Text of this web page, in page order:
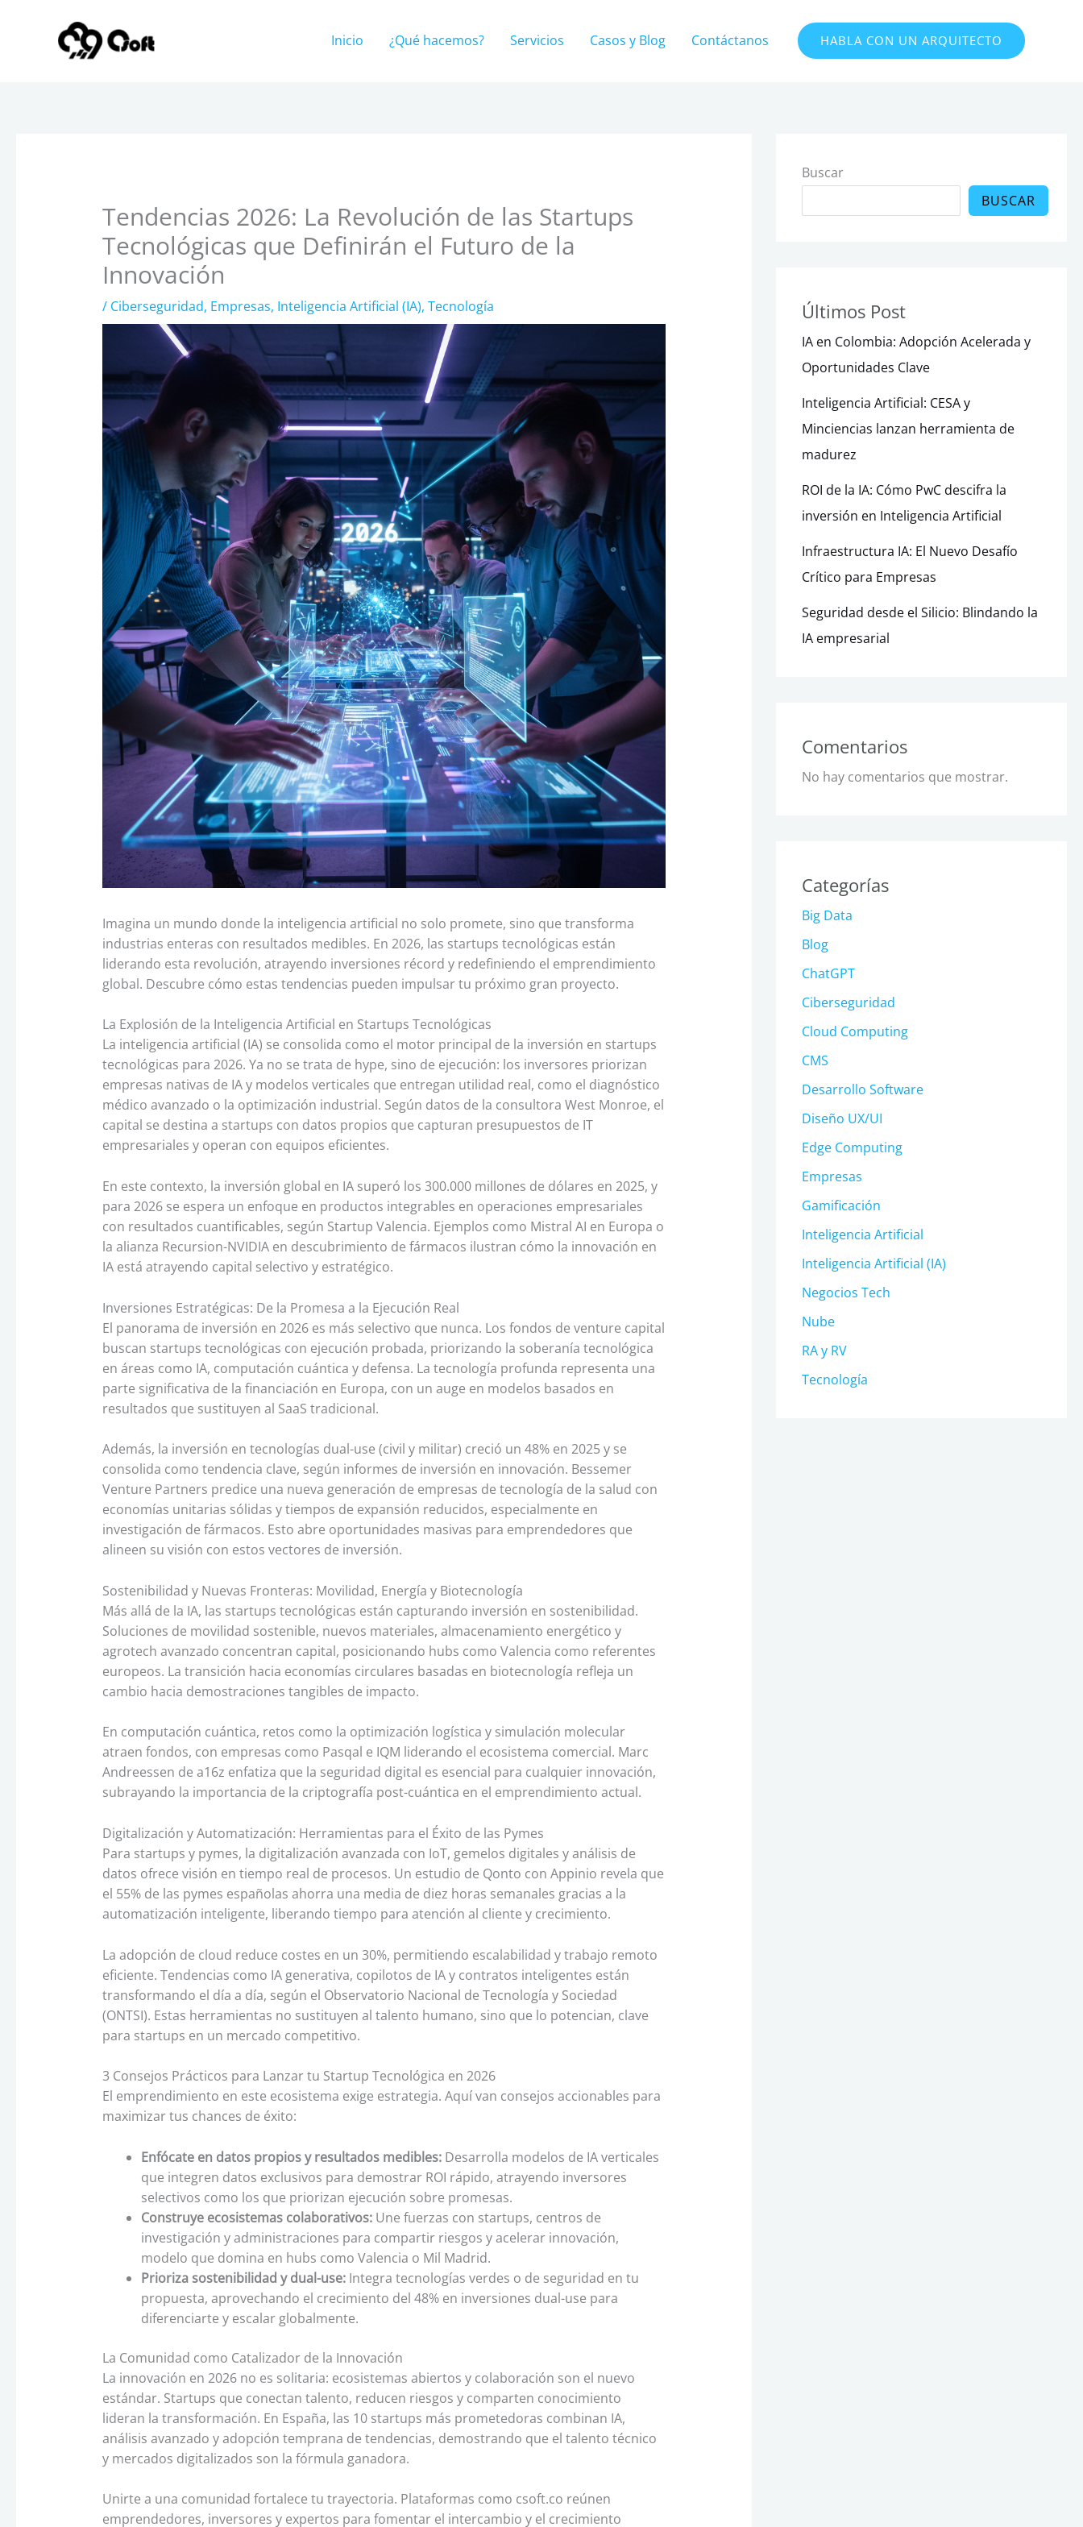
contenido
Inicio ¿Qué hacemos? Servicios Casos y Blog Contáctanos HABLA CON UN ARQUITECTO
Tendencias 2026: La Revolución de las Startups
Tecnológicas que Definirán el Futuro de la
Innovación
/ Ciberseguridad, Empresas, Inteligencia Artificial (IA), Tecnología
Imagina un mundo donde la inteligencia artificial no solo promete, sino que transforma
industrias enteras con resultados medibles. En 2026, las startups tecnológicas están
liderando esta revolución, atrayendo inversiones récord y redefiniendo el emprendimiento
global. Descubre cómo estas tendencias pueden impulsar tu próximo gran proyecto.
La Explosión de la Inteligencia Artificial en Startups Tecnológicas
La inteligencia artificial (IA) se consolida como el motor principal de la inversión en startups
tecnológicas para 2026. Ya no se trata de hype, sino de ejecución: los inversores priorizan
empresas nativas de IA y modelos verticales que entregan utilidad real, como el diagnóstico
médico avanzado o la optimización industrial. Según datos de la consultora West Monroe, el
capital se destina a startups con datos propios que capturan presupuestos de IT
empresariales y operan con equipos eficientes.
En este contexto, la inversión global en IA superó los 300.000 millones de dólares en 2025, y
para 2026 se espera un enfoque en productos integrables en operaciones empresariales
con resultados cuantificables, según Startup Valencia. Ejemplos como Mistral AI en Europa o
la alianza Recursion-NVIDIA en descubrimiento de fármacos ilustran cómo la innovación en
IA está atrayendo capital selectivo y estratégico.
Inversiones Estratégicas: De la Promesa a la Ejecución Real
El panorama de inversión en 2026 es más selectivo que nunca. Los fondos de venture capital
buscan startups tecnológicas con ejecución probada, priorizando la soberanía tecnológica
en áreas como IA, computación cuántica y defensa. La tecnología profunda representa una
parte significativa de la financiación en Europa, con un auge en modelos basados en
resultados que sustituyen al SaaS tradicional.
Además, la inversión en tecnologías dual-use (civil y militar) creció un 48% en 2025 y se
consolida como tendencia clave, según informes de inversión en innovación. Bessemer
Venture Partners predice una nueva generación de empresas de tecnología de la salud con
economías unitarias sólidas y tiempos de expansión reducidos, especialmente en
investigación de fármacos. Esto abre oportunidades masivas para emprendedores que
alineen su visión con estos vectores de inversión.
Sostenibilidad y Nuevas Fronteras: Movilidad, Energía y Biotecnología
Más allá de la IA, las startups tecnológicas están capturando inversión en sostenibilidad.
Soluciones de movilidad sostenible, nuevos materiales, almacenamiento energético y
agrotech avanzado concentran capital, posicionando hubs como Valencia como referentes
europeos. La transición hacia economías circulares basadas en biotecnología refleja un
cambio hacia demostraciones tangibles de impacto.
En computación cuántica, retos como la optimización logística y simulación molecular
atraen fondos, con empresas como Pasqal e IQM liderando el ecosistema comercial. Marc
Andreessen de a16z enfatiza que la seguridad digital es esencial para cualquier innovación,
subrayando la importancia de la criptografía post-cuántica en el emprendimiento actual.
Digitalización y Automatización: Herramientas para el Éxito de las Pymes
Para startups y pymes, la digitalización avanzada con IoT, gemelos digitales y análisis de
datos ofrece visión en tiempo real de procesos. Un estudio de Qonto con Appinio revela que
el 55% de las pymes españolas ahorra una media de diez horas semanales gracias a la
automatización inteligente, liberando tiempo para atención al cliente y crecimiento.
La adopción de cloud reduce costes en un 30%, permitiendo escalabilidad y trabajo remoto
eficiente. Tendencias como IA generativa, copilotos de IA y contratos inteligentes están
transformando el día a día, según el Observatorio Nacional de Tecnología y Sociedad
(ONTSI). Estas herramientas no sustituyen al talento humano, sino que lo potencian, clave
para startups en un mercado competitivo.
3 Consejos Prácticos para Lanzar tu Startup Tecnológica en 2026
El emprendimiento en este ecosistema exige estrategia. Aquí van consejos accionables para
maximizar tus chances de éxito:
Enfócate en datos propios y resultados medibles:Desarrolla modelos de IA verticales
que integren datos exclusivos para demostrar ROI rápido, atrayendo inversores
selectivos como los que priorizan ejecución sobre promesas.
Construye ecosistemas colaborativos:Une fuerzas con startups, centros de
investigación y administraciones para compartir riesgos y acelerar innovación,
modelo que domina en hubs como Valencia o Mil Madrid.
Prioriza sostenibilidad y dual-use:Integra tecnologías verdes o de seguridad en tu
propuesta, aprovechando el crecimiento del 48% en inversiones dual-use para
diferenciarte y escalar globalmente.
La Comunidad como Catalizador de la Innovación
La innovación en 2026 no es solitaria: ecosistemas abiertos y colaboración son el nuevo
estándar. Startups que conectan talento, reducen riesgos y comparten conocimiento
lideran la transformación. En España, las 10 startups más prometedoras combinan IA,
análisis avanzado y adopción temprana de tendencias, demostrando que el talento técnico
y mercados digitalizados son la fórmula ganadora.
Unirte a una comunidad fortalece tu trayectoria. Plataformas como csoft.co reúnen
emprendedores, inversores y expertos para fomentar el intercambio y el crecimiento
Buscar
BUSCAR
Últimos Post
IA en Colombia: Adopción Acelerada y
Oportunidades Clave
Inteligencia Artificial: CESA y
Minciencias lanzan herramienta de
madurez
ROI de la IA: Cómo PwC descifra la
inversión en Inteligencia Artificial
Infraestructura IA: El Nuevo Desafío
Crítico para Empresas
Seguridad desde el Silicio: Blindando la
IA empresarial
Comentarios
No hay comentarios que mostrar.
Categorías
Big Data
Blog
ChatGPT
Ciberseguridad
Cloud Computing
CMS
Desarrollo Software
Diseño UX/UI
Edge Computing
Empresas
Gamificación
Inteligencia Artificial
Inteligencia Artificial (IA)
Negocios Tech
Nube
RA y RV
Tecnología